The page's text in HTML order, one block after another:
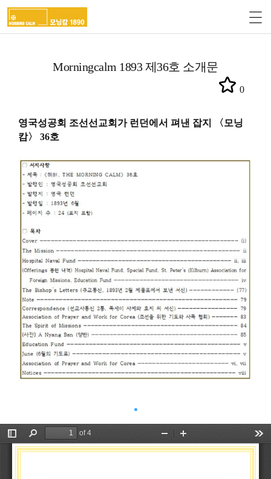
Morningcalm 1893 제36호 소개문
0
영국성공회 조선선교회가 런던에서 펴낸 잡지 〈모닝
캄〉 36호